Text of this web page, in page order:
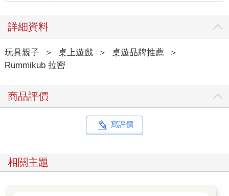
詳細資料
玩具親子 ＞ 桌上遊戲 ＞ 桌遊品牌推薦
＞
Rummikub 拉密
商品評價
寫評價
相關主題